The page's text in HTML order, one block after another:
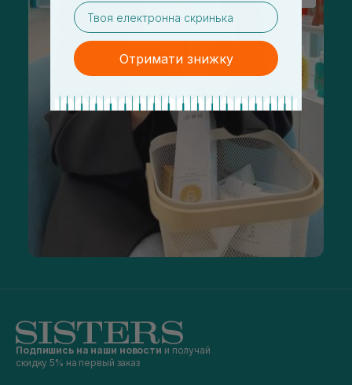
Подпишись на наши новости и получай
скидку 5% на первый заказ
email
Отримати знижку